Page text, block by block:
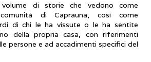
di storie che vedono come
di Caprauna, così come
di chi le ha vissute o le ha sentite
della propria casa, con riferimenti
persone e ad accadimenti specifici del